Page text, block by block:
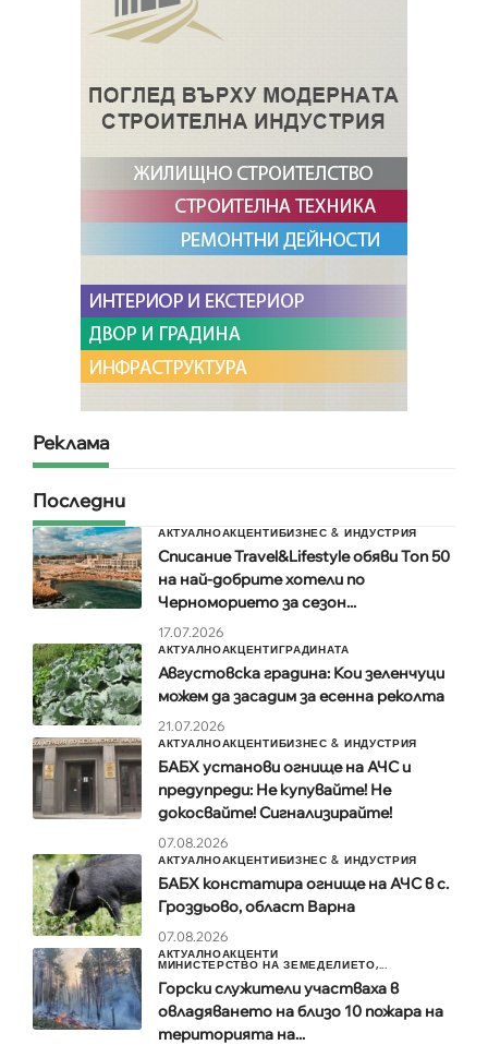
Реклама
Последни
АКТУАЛНОАКЦЕНТИБИЗНЕС & ИНДУСТРИЯ
Списание Travel&Lifestyle обяви Топ 50
на най-добрите хотели по
Черноморието за сезон...
17.07.2026
АКТУАЛНОАКЦЕНТИГРАДИНАТА
Августовска градина: Кои зеленчуци
можем да засадим за есенна реколта
21.07.2026
АКТУАЛНОАКЦЕНТИБИЗНЕС & ИНДУСТРИЯ
БАБХ установи огнище на АЧС и
предупреди: Не купувайте! Не
докосвайте! Сигнализирайте!
07.08.2026
АКТУАЛНОАКЦЕНТИБИЗНЕС & ИНДУСТРИЯ
БАБХ констатира огнище на АЧС в с.
Гроздьово, област Варна
07.08.2026
АКТУАЛНОАКЦЕНТИ
МИНИСТЕРСТВО НА ЗЕМЕДЕЛИЕТО,...
Горски служители участваха в
овладяването на близо 10 пожара на
територията на...